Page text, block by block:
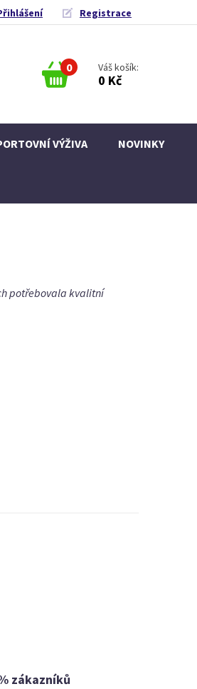
Registrace
0 Váš košík:
0 Kč
VÝŽIVA NOVINKY
potřebovala kvalitní
zákazníků